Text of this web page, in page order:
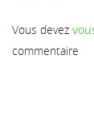
Vous devez
commentaire